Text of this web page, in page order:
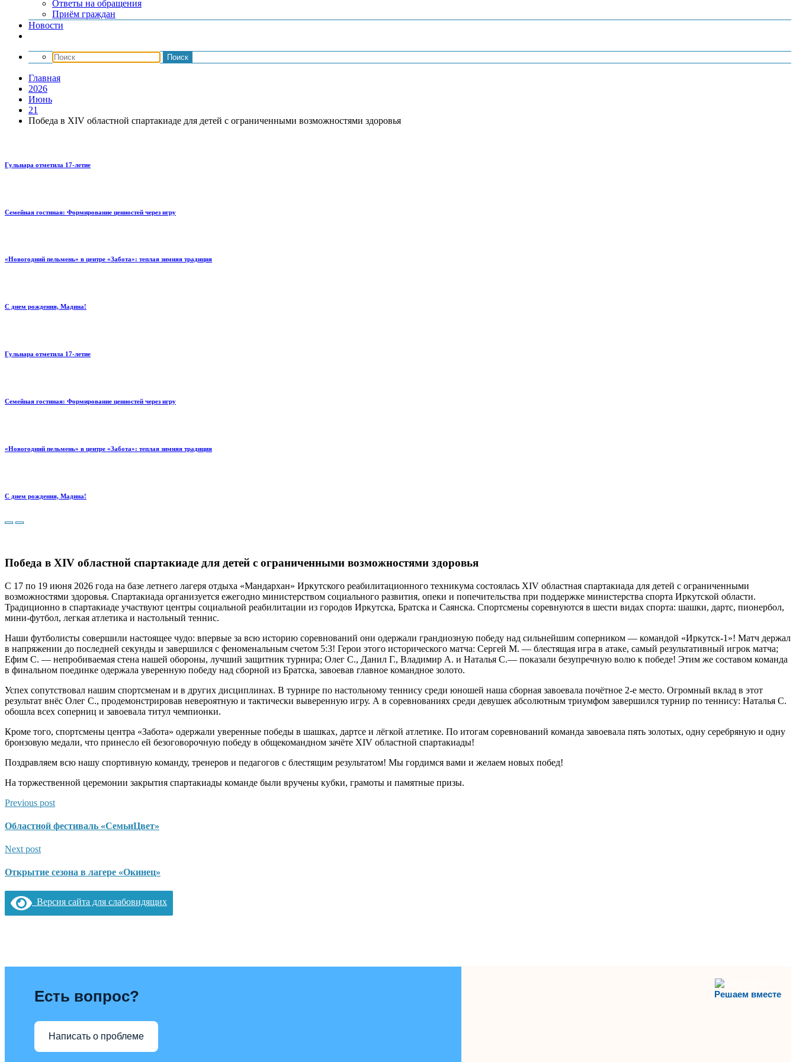
Ответы на обращения
Приём граждан
Новости
Главная
2026
Июнь
21
Победа в XIV областной спартакиаде для детей с ограниченными возможностями здоровья
Гульнара отметила 17‑летие
Семейная гостиная: Формирование ценностей через игру
«Новогодний пельмень» в центре «Забота»: теплая зимняя традиция
С днем рождения, Мадина!
Гульнара отметила 17‑летие
Семейная гостиная: Формирование ценностей через игру
«Новогодний пельмень» в центре «Забота»: теплая зимняя традиция
С днем рождения, Мадина!
Победа в XIV областной спартакиаде для детей с ограниченными возможностями здоровья
С 17 по 19 июня 2026 года на базе летнего лагеря отдыха «Мандархан» Иркутского реабилитационного техникума состоялась XIV областная спартакиада для детей с ограниченными
возможностями здоровья. Спартакиада организуется ежегодно министерством социального развития, опеки и попечительства при поддержке министерства спорта Иркутской области.
Традиционно в спартакиаде участвуют центры социальной реабилитации из городов Иркутска, Братска и Саянска. Спортсмены соревнуются в шести видах спорта: шашки, дартс, пионербол,
мини-футбол, легкая атлетика и настольный теннис.
Наши футболисты совершили настоящее чудо: впервые за всю историю соревнований они одержали грандиозную победу над сильнейшим соперником — командой «Иркутск-1»! Матч держал
в напряжении до последней секунды и завершился с феноменальным счетом 5:3! Герои этого исторического матча: Сергей М. — блестящая игра в атаке, самый результативный игрок матча;
Ефим С. — непробиваемая стена нашей обороны, лучший защитник турнира; Олег С., Данил Г., Владимир А. и Наталья С.— показали безупречную волю к победе! Этим же составом команда
в финальном поединке одержала уверенную победу над сборной из Братска, завоевав главное командное золото.
Успех сопутствовал нашим спортсменам и в других дисциплинах. В турнире по настольному теннису среди юношей наша сборная завоевала почётное 2-е место. Огромный вклад в этот
результат внёс Олег С., продемонстрировав невероятную и тактически выверенную игру. А в соревнованиях среди девушек абсолютным триумфом завершился турнир по теннису: Наталья С.
обошла всех соперниц и завоевала титул чемпионки.
Кроме того, спортсмены центра «Забота» одержали уверенные победы в шашках, дартсе и лёгкой атлетике. По итогам соревнований команда завоевала пять золотых, одну серебряную и одну
бронзовую медали, что принесло ей безоговорочную победу в общекомандном зачёте XIV областной спартакиады!
Поздравляем всю нашу спортивную команду, тренеров и педагогов с блестящим результатом! Мы гордимся вами и желаем новых побед!
На торжественной церемонии закрытия спартакиады команде были вручены кубки, грамоты и памятные призы.
Previous post
Областной фестиваль «СемьиЦвет»
Next post
Открытие сезона в лагере «Окинец»
Версия сайта для слабовидящих
Решаем вместе
Есть вопрос?
Написать о проблеме